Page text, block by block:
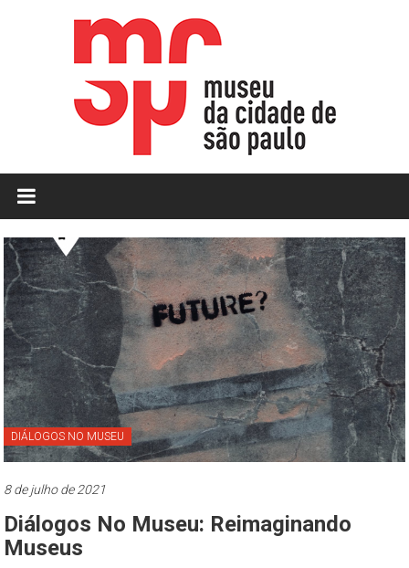
MCSP
Museu
da
Cidade
de
São
Paulo
O
da
Cidade
de
DIÁLOGOS NO MUSEU
8 de julho de 2021
Diálogos No Museu: Reimaginando
Museus